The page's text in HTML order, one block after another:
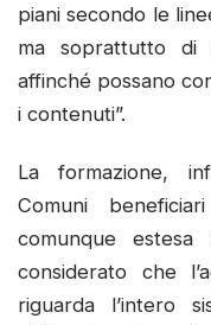
piani secondo le
ma soprattutto di
affinché possano
i contenuti”.
La formazione,
Comuni
comunque
considerato che
riguarda l’intero